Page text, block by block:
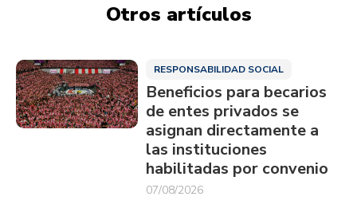
Otros artículos
RESPONSABILIDAD SOCIAL
Beneficios para becarios
de entes privados se
asignan directamente a
las instituciones
habilitadas por convenio
07/08/2026